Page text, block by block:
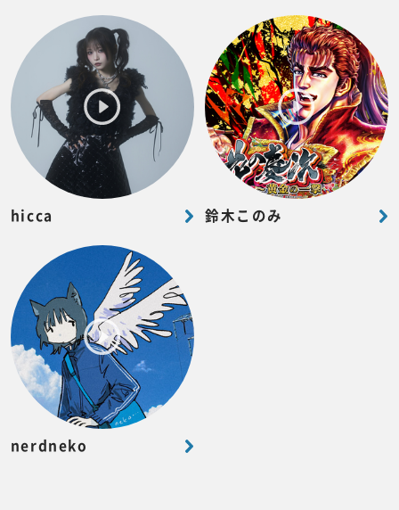
hicca 鈴木このみ
nerdneko